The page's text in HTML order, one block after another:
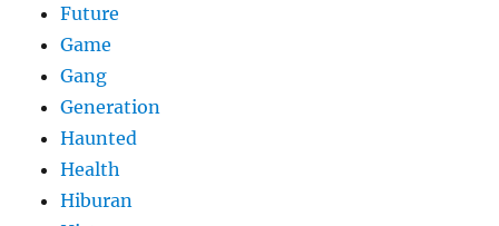
Future
Game
Gang
Generation
Haunted
Health
Hiburan